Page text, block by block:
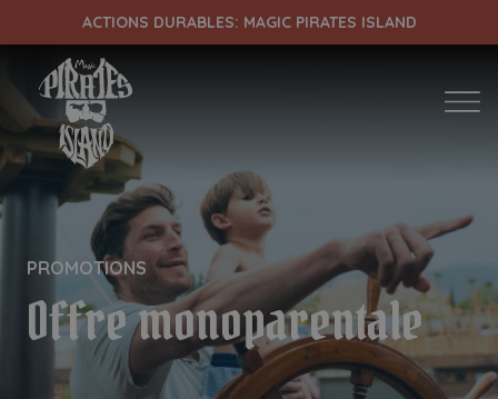
ACTIONS DURABLES: MAGIC PIRATES ISLAND
PROMOTIONS
Offre monoparentale
ENTRADA
¡Comprobar disponibilidad!